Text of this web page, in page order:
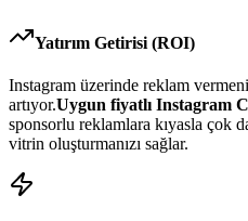
Yatırım Getirisi (ROI)
Instagram üzerinde reklam
artıyor.Uygun fiyatlıInstagram
sponsorlu reklamlara kıyasla çok
vitrin oluşturmanızı sağlar.